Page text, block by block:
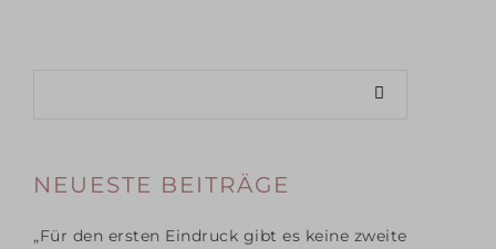
NEUESTE BEITRÄGE
„Für den ersten Eindruck gibt es keine zweite